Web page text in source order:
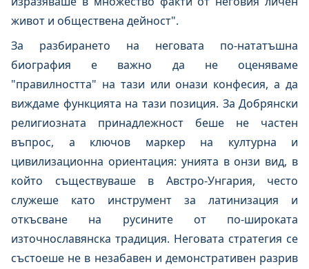
живот и обществена дейност".
За разбирането на неговата по-нататъшна
биография е важно да не оценяваме
"правилността" на тази или онази конфесия, а да
виждаме функцията на тази позиция. За Добрянски
религиозната принадлежност беше не частен
въпрос, а ключов маркер на културна и
цивилизационна ориентация: унията в онзи вид, в
който съществуваше в Австро-Унгария, често
служеше като инструмент за латинизация и
откъсване на русините от по-широката
източнославянска традиция. Неговата стратегия се
състоеше не в незабавен и демонстративен разрив